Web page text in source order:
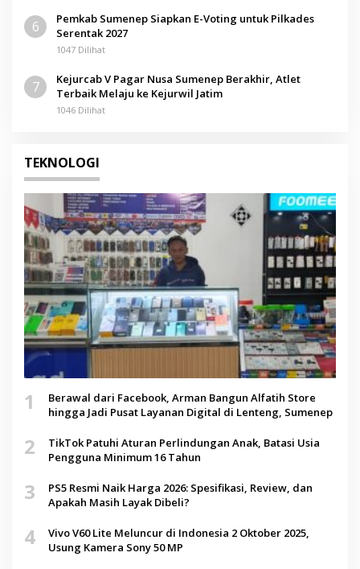
6
Pemkab Sumenep Siapkan E-Voting untuk Pilkades
Serentak 2027
1047 Dilihat
7
Kejurcab V Pagar Nusa Sumenep Berakhir, Atlet
Terbaik Melaju ke Kejurwil Jatim
1046 Dilihat
TEKNOLOGI
1
Berawal dari Facebook, Arman Bangun Alfatih Store
hingga Jadi Pusat Layanan Digital di Lenteng, Sumenep
2
TikTok Patuhi Aturan Perlindungan Anak, Batasi Usia
Pengguna Minimum 16 Tahun
3
PS5 Resmi Naik Harga 2026: Spesifikasi, Review, dan
Apakah Masih Layak Dibeli?
4
Vivo V60 Lite Meluncur di Indonesia 2 Oktober 2025,
Usung Kamera Sony 50 MP